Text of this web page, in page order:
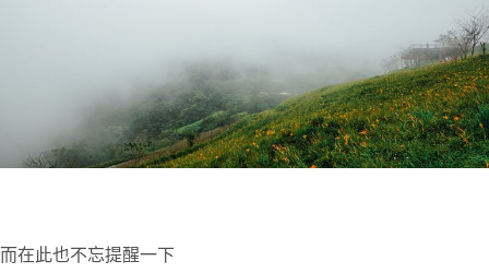
而在此也不忘提醒一下